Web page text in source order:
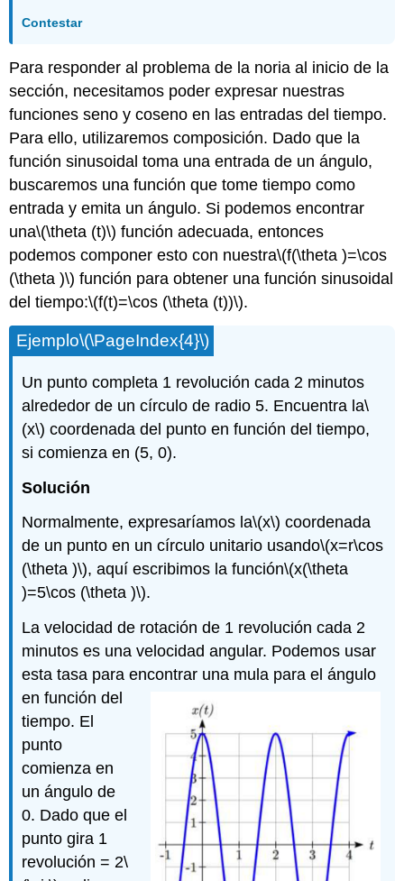
Contestar
Para responder al problema de la noria al inicio de la
sección, necesitamos poder expresar nuestras
funciones seno y coseno en las entradas del tiempo.
Para ello, utilizaremos composición. Dado que la
función sinusoidal toma una entrada de un ángulo,
buscaremos una función que tome tiempo como
entrada y emita un ángulo. Si podemos encontrar
una\(\theta (t)\) función adecuada, entonces
podemos componer esto con nuestra\(f(\theta )=\cos
(\theta )\) función para obtener una función sinusoidal
del tiempo:\(f(t)=\cos (\theta (t))\).
Ejemplo\(\PageIndex{4}\)
Un punto completa 1 revolución cada 2 minutos
alrededor de un círculo de radio 5. Encuentra la\
(x\) coordenada del punto en función del tiempo,
si comienza en (5, 0).
Solución
Normalmente, expresaríamos la\(x\) coordenada
de un punto en un círculo unitario usando\(x=r\cos
(\theta )\), aquí escribimos la función\(x(\theta
)=5\cos (\theta )\).
La velocidad de rotación de 1 revolución cada 2
minutos es una velocidad angular. Podemos usar
esta tasa para encontrar una mula para el ángulo
en función del
tiempo. El
punto
comienza en
un ángulo de
0. Dado que el
punto gira 1
revolución = 2\